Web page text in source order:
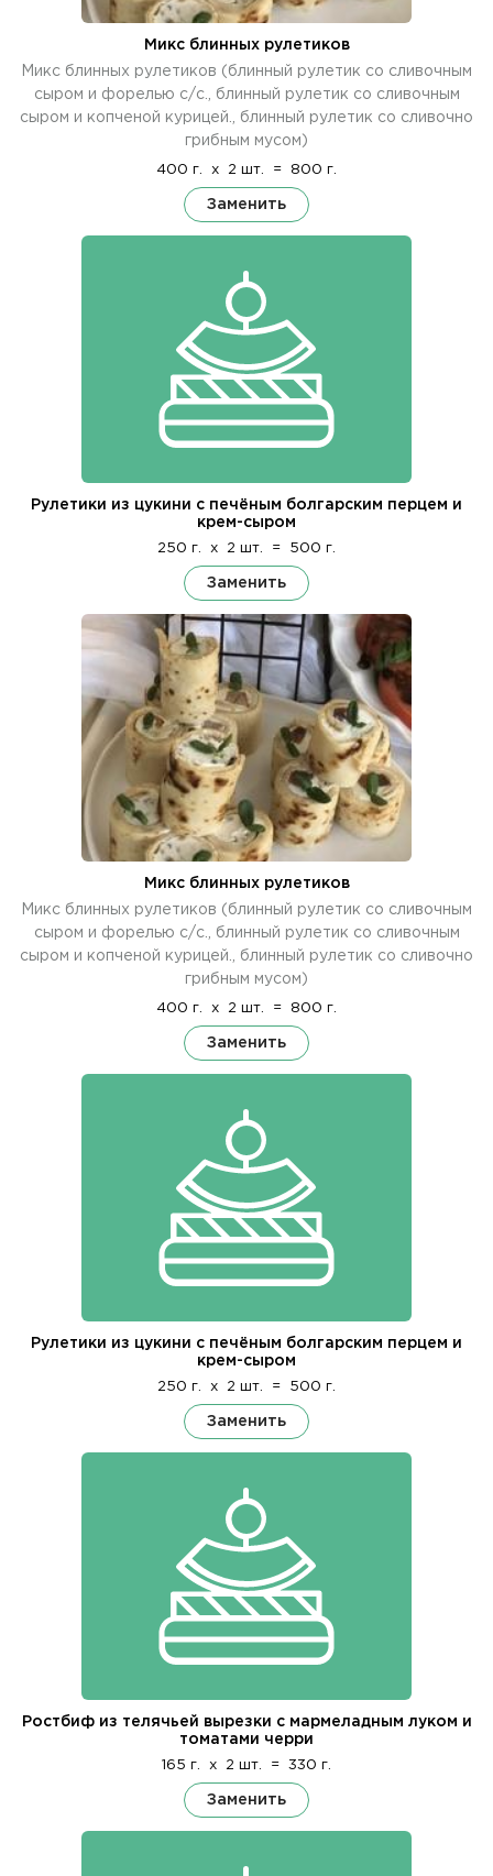
Микс блинных рулетиков
Микс блинных рулетиков (блинный рулетик со сливочным
сыром и форелью с/с., блинный рулетик со сливочным
сыром и копченой курицей., блинный рулетик со сливочно
грибным мусом)
400 г. x 2 шт. = 800 г.
Заменить
Рулетики из цукини с печёным болгарским перцем и
крем-сыром
250 г. x 2 шт. = 500 г.
Заменить
Микс блинных рулетиков
Микс блинных рулетиков (блинный рулетик со сливочным
сыром и форелью с/с., блинный рулетик со сливочным
сыром и копченой курицей., блинный рулетик со сливочно
грибным мусом)
400 г. x 2 шт. = 800 г.
Заменить
Рулетики из цукини с печёным болгарским перцем и
крем-сыром
250 г. x 2 шт. = 500 г.
Заменить
Ростбиф из телячьей вырезки с мармеладным луком и
томатами черри
165 г. x 2 шт. = 330 г.
Заменить